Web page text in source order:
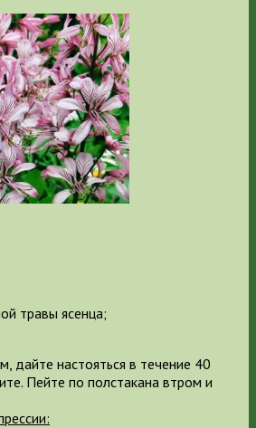
травы ясенца;
дайте настояться в течение 40
Пейте по полстакана втром и